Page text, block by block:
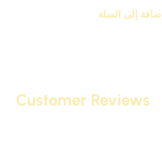
إضافة إلى السلة
Customer Reviews